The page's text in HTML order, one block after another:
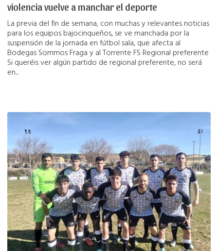
violencia vuelve a manchar el deporte
La previa del fin de semana, con muchas y relevantes noticias
para los equipos bajocinqueños, se ve manchada por la
suspensión de la jornada en fútbol sala, que afecta al
Bodegas Sommos Fraga y al Torrente FS Regional preferente
Si queréis ver algún partido de regional preferente, no será
en...